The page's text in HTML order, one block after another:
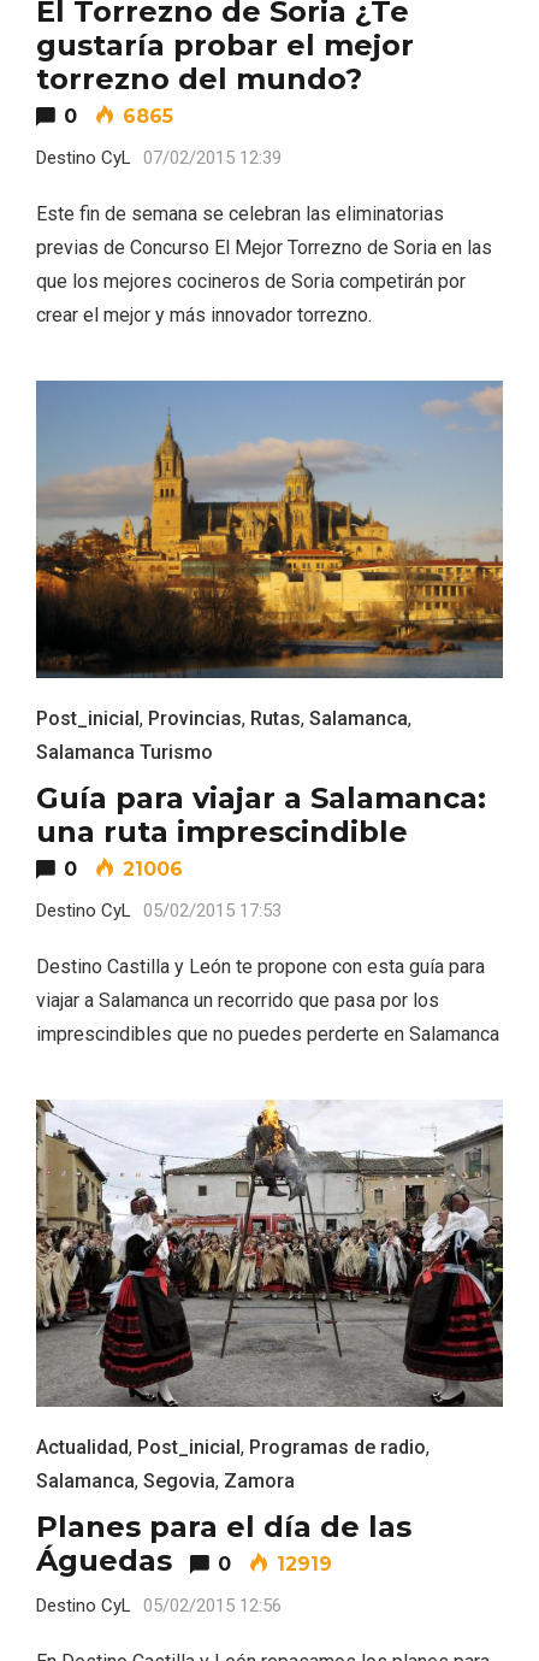
El Torrezno de Soria ¿Te
gustaría probar el mejor
torrezno del mundo?
0 6865
Destino CyL 07/02/2015 12:39
Este fin de semana se celebran las eliminatorias
previas de Concurso El Mejor Torrezno de Soria en las
que los mejores cocineros de Soria competirán por
crear el mejor y más innovador torrezno.
Post_inicial, Provincias, Rutas, Salamanca,
Salamanca Turismo
Guía para viajar a Salamanca:
una ruta imprescindible
0 21006
Destino CyL 05/02/2015 17:53
Destino Castilla y León te propone con esta guía para
viajar a Salamanca un recorrido que pasa por los
imprescindibles que no puedes perderte en Salamanca
Actualidad, Post_inicial, Programas de radio,
Salamanca, Segovia, Zamora
Planes para el día de las
Águedas
0 12919
Destino CyL 05/02/2015 12:56
IV Edición del Festival de Narración Oral,
Memoria, Tierra y Voz
Fiesta de Primavera 2026 en la Ruta del
Vino de Cigales
Enoturismo visitando la Bodega Museo
La Olmilla, en Peñafiel